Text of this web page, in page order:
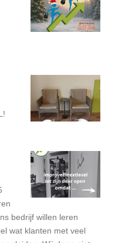
bedrijf willen leren
wat klanten met veel